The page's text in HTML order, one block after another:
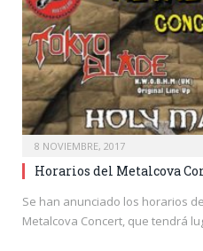
8 NOVIEMBRE, 2017
Horarios del Metalcova
Se han anunciado los horarios
Metalcova Concert, que tendrá